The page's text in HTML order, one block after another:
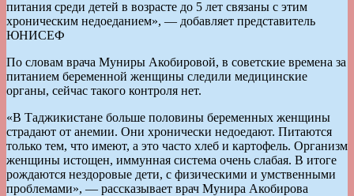
питания среди детей в возрасте до 5 лет связаны с этим
хроническим недоеданием», — добавляет представитель
ЮНИСЕФ
По словам врача Муниры Акобировой, в советские времена за
питанием беременной женщины следили медицинские
органы, сейчас такого контроля нет.
«В Таджикистане больше половины беременных женщины
страдают от анемии. Они хронически недоедают. Питаются
только тем, что имеют, а это часто хлеб и картофель. Организм
женщины истощен, иммунная система очень слабая. В итоге
рождаются нездоровые дети, с физическими и умственными
проблемами», — рассказывает врач Мунира Акобирова